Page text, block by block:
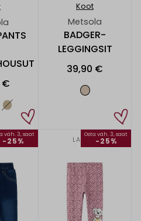
€
Koot
Metsola
BADGER-
LEGGINGSIT
39,90 €
väh. 3, saat
-25% LAPSET
Osta väh. 3, saat
-25%